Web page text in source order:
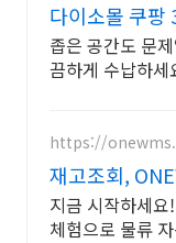
다이소몰 쿠팡
품으로
좁은 공간도 문
끔하게 수납하
세요.
https://
재고조회,
이상 아끼세요!
지금 시작하세
체험으로 물류